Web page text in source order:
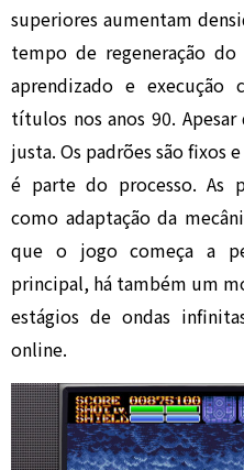
superiores aumentam
tempo de regeneração
aprendizado e execução
títulos nos anos 90.
justa. Os padrões são fixos
é parte do processo. As
como adaptação da
que o jogo começa a
principal, há também um
estágios de ondas
online.